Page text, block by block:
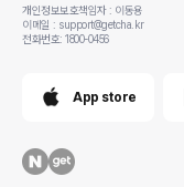
개인정보보호책임자 : 이동용
이메일 : support@getcha.kr
전화번호: 1800-0456
App store